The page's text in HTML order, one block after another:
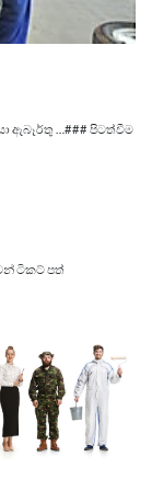
ඇබෑර්තු …### පිටත්වීම
ටිකට් පත්